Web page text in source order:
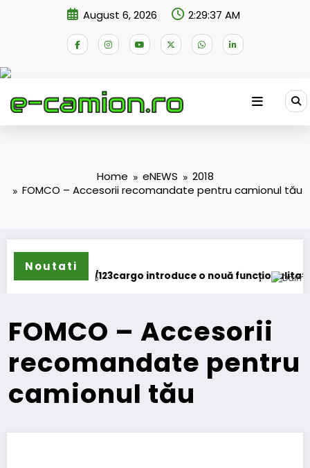
August 6, 2026 2:29:38 AM
Home eNEWS
2018
FOMCO – Accesorii recomandate pentru camionul tău
Noutati
introduce o nouă funcționalitateDaimler Truck
FOMCO – Accesorii
recomandate pentru
camionul tău